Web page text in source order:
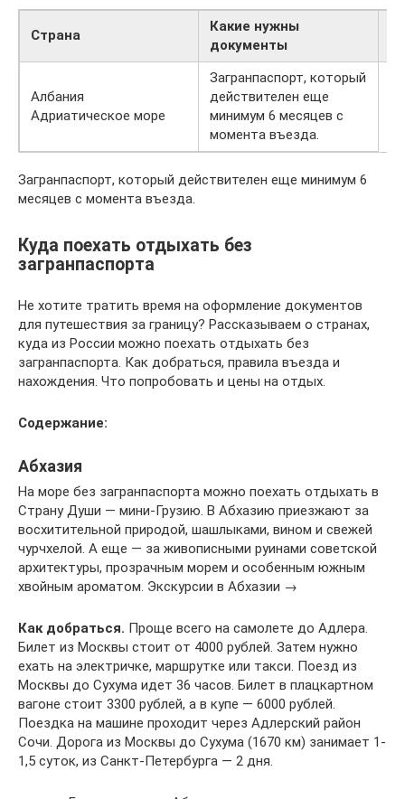
Страна
Какие нужны
документы
Албания
Адриатическое море
Загранпаспорт, который
действителен еще
минимум 6 месяцев с
момента въезда.
Загранпаспорт, который действителен еще минимум 6
месяцев с момента въезда.
Куда поехать отдыхать без
загранпаспорта
Не хотите тратить время на оформление документов
для путешествия за границу? Рассказываем о странах,
куда из России можно поехать отдыхать без
загранпаспорта. Как добраться, правила въезда и
нахождения. Что попробовать и цены на отдых.
Содержание:
Абхазия
На море без загранпаспорта можно поехать отдыхать в
Страну Души — мини-Грузию. В Абхазию приезжают за
восхитительной природой, шашлыками, вином и свежей
чурчхелой. А еще — за живописными руинами советской
архитектуры, прозрачным морем и особенным южным
хвойным ароматом. Экскурсии в Абхазии →
Как добраться. Проще всего на самолете до Адлера.
Билет из Москвы стоит от 4000 рублей. Затем нужно
ехать на электричке, маршрутке или такси. Поезд из
Москвы до Сухума идет 36 часов. Билет в плацкартном
вагоне стоит 3300 рублей, а в купе — 6000 рублей.
Поездка на машине проходит через Адлерский район
Сочи. Дорога из Москвы до Сухума (1670 км) занимает 1-
1,5 суток, из Санкт-Петербурга — 2 дня.